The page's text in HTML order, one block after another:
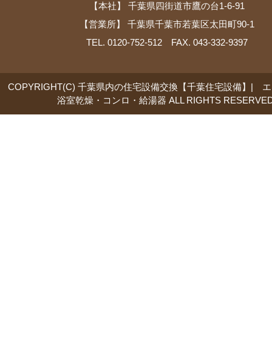
【本社】 千葉県四街道市鷹の台1-6-91
【営業所】 千葉県千葉市若葉区太田町90-1
TEL. 0120-752-512 FAX. 043-332-9397
COPYRIGHT(C) 千葉県内の住宅設備交換【千葉住宅設備】|
浴室乾燥・コンロ・給湯器 ALL RIGHTS